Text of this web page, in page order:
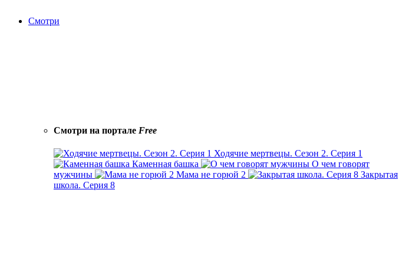
Смотри
Смотри на портале Free
Ходячие мертвецы. Сезон 2. Серия 1
Каменная башка
О чем говорят
мужчины
Мама не горюй 2
Закрытая
школа. Серия 8